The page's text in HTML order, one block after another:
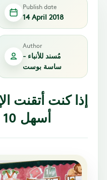
Publish date
14 April 2018
Author
مُسند للأنباء -
ساسة بوست
إذا كنت أتقنت
أسهل 10 لغات يمكنك تعلمها